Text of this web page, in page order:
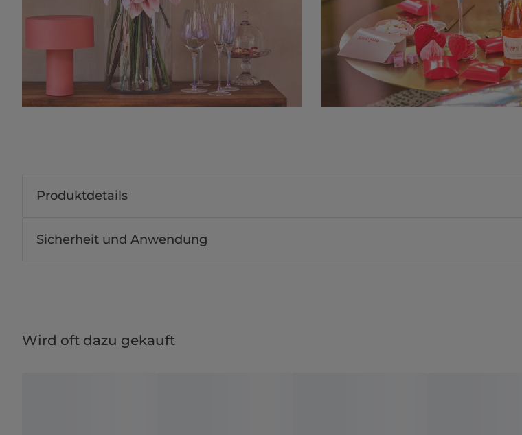
Produktdetails
Sicherheit und Anwendung
Wird oft dazu gekauft